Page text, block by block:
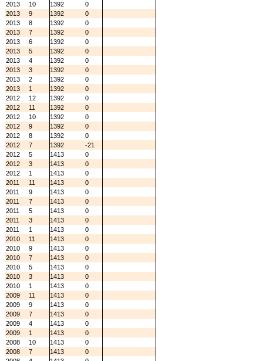
2013
10 1392
0
2013
9 1392
0
2013
8 1392
0
2013
7 1392
0
2013
6 1392
0
2013
5 1392
0
2013
4 1392
0
2013
3 1392
0
2013
2 1392
0
2013
1 1392
0
2012
12 1392
0
2012
11 1392
0
2012
10 1392
0
2012
9 1392
0
2012
8 1392
0
2012
7 1392
-21
2012
5 1413
0
2012
3 1413
0
2012
1 1413
0
2011
11 1413
0
2011
9 1413
0
2011
7 1413
0
2011
5 1413
0
2011
3 1413
0
2011
1 1413
0
2010
11 1413
0
2010
9 1413
0
2010
7 1413
0
2010
5 1413
0
2010
3 1413
0
2010
1 1413
0
2009
11 1413
0
2009
9 1413
0
2009
7 1413
0
2009
4 1413
0
2009
1 1413
0
2008
10 1413
0
2008
7 1413
0